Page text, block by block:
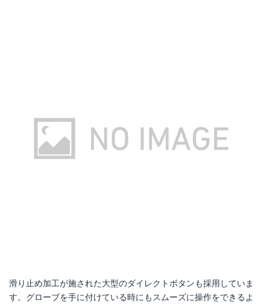
滑り止め加工が施された大型のダイレクトボタンも採用していま
す。グローブを手に付けている時にもスムーズに操作をできるよ